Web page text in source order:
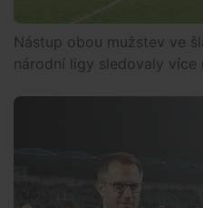
Nástup obou mužstev ve
národní ligy sledovaly